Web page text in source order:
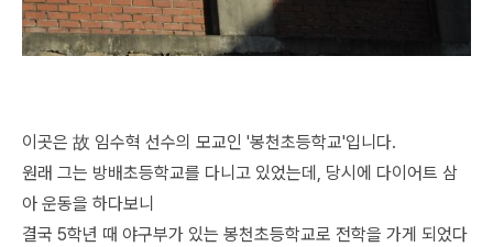
이곳은 故 임수혁 선수의 모교인 '봉천초등학교'입니다.
원래 그는 방배초등학교를 다니고 있었는데, 당시에 다이어트 삼
아 운동을 하다보니
결국 5학년 때 야구부가 있는 봉천초등학교로 전학을 가게 되었다